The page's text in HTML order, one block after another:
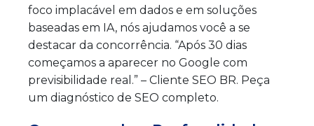
foco implacável em dados e em soluções
baseadas em IA, nós ajudamos você a se
destacar da concorrência. “Após 30 dias
começamos a aparecer no Google com
previsibilidade real.” – Cliente SEO BR. Peça
um diagnóstico de SEO completo.